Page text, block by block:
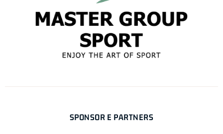
SPONSOR E PARTNERS